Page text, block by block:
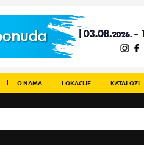
O NAMA LOKACIJE KATALOZI